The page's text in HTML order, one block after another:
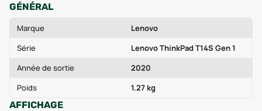
GÉNÉRAL
Marque
Lenovo
Série
Lenovo ThinkPad T14S Gen 1
Année de sortie
2020
Poids
1.27 kg
AFFICHAGE